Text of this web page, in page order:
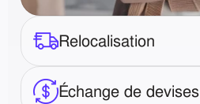
Relocalisation
Échange de devises